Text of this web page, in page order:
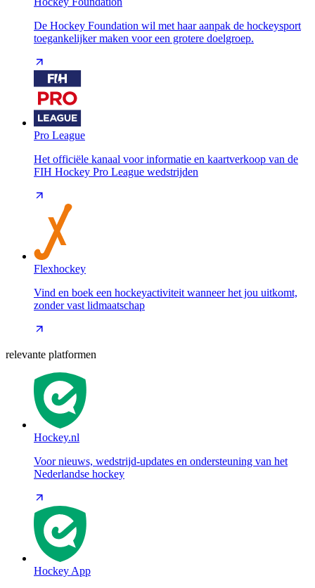
De Hockey Foundation wil met haar aanpak de hockeysport
toegankelijker maken voor een grotere doelgroep.
Pro League
Het officiële kanaal voor informatie en kaartverkoop van de
FIH Hockey Pro League wedstrijden
Flexhockey
Vind en boek een hockeyactiviteit wanneer het jou uitkomt,
zonder vast lidmaatschap
relevante platformen
Hockey.nl
Voor nieuws, wedstrijd-updates en ondersteuning van het
Nederlandse hockey
Hockey App